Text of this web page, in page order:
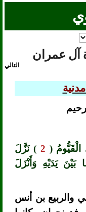
التالي
الْقَيُّومُ (
) نَزَّلَ
بَيْنَ يَدَيْهِ وَأَنْزَلَ
والربيع بن أنس